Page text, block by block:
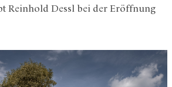
Reinhold Dessl bei der Eröffnung